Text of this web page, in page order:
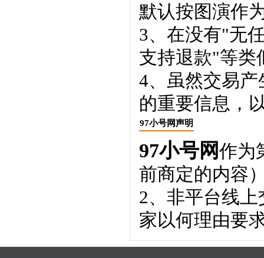
默认按图演作
3、在没有"无
支持退款"等类
4、虽然交易
的重要信息，
97小号网声明
97小号网作为
前商定的内容
2、非平台线
家以何理由要